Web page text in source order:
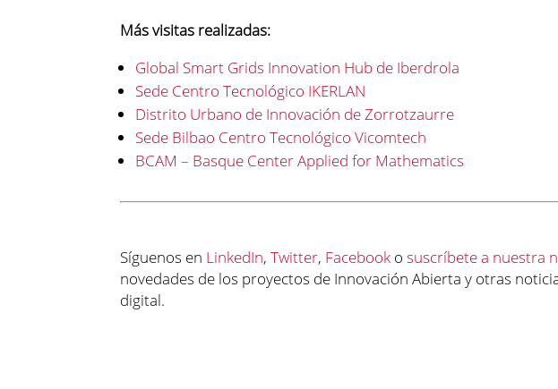
Más visitas realizadas:
Global Smart Grids Innovation Hub de Iberdrola
Sede Centro Tecnológico IKERLAN
Distrito Urbano de Innovación de Zorrotzaurre
Sede Bilbao Centro Tecnológico Vicomtech
BCAM – Basque Center Applied for Mathematics
Síguenos en LinkedIn,Twitter, Facebook osuscríbete a nuestra
novedades de los proyectos de Innovación Abierta y otras
digital.